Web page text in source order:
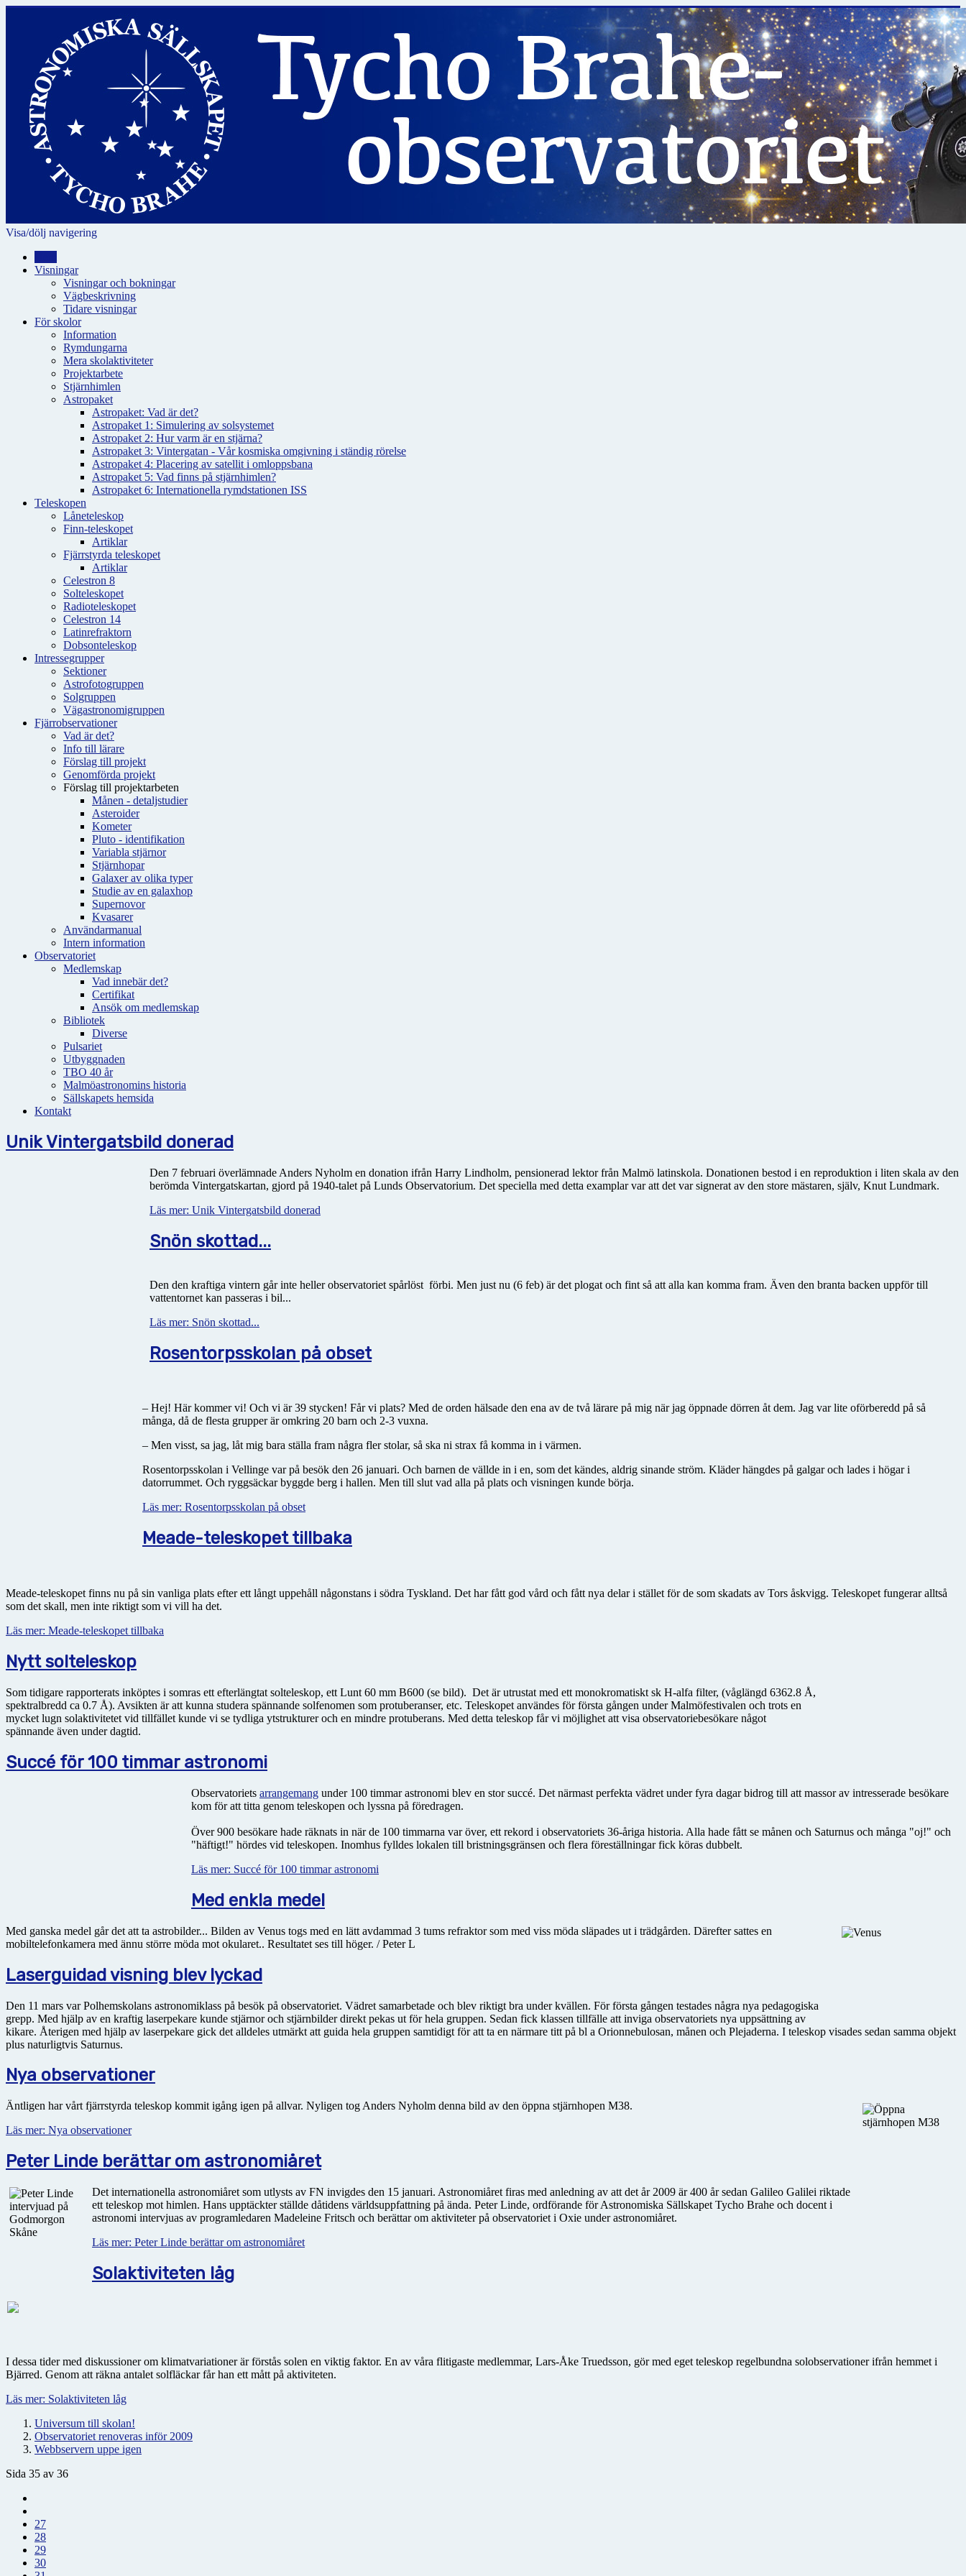
Visa/dölj navigering
Visningar
Visningar och bokningar
Vägbeskrivning
Tidare visningar
För skolor
Information
Rymdungarna
Mera skolaktiviteter
Projektarbete
Stjärnhimlen
Astropaket
Astropaket: Vad är det?
Astropaket 1: Simulering av solsystemet
Astropaket 2: Hur varm är en stjärna?
Astropaket 3: Vintergatan - Vår kosmiska omgivning i ständig rörelse
Astropaket 4: Placering av satellit i omloppsbana
Astropaket 5: Vad finns på stjärnhimlen?
Astropaket 6: Internationella rymdstationen ISS
Teleskopen
Låneteleskop
Finn-teleskopet
Artiklar
Fjärrstyrda teleskopet
Artiklar
Celestron 8
Solteleskopet
Radioteleskopet
Celestron 14
Latinrefraktorn
Dobsonteleskop
Intressegrupper
Sektioner
Astrofotogruppen
Solgruppen
Vägastronomigruppen
Fjärrobservationer
Vad är det?
Info till lärare
Förslag till projekt
Genomförda projekt
Förslag till projektarbeten
Månen - detaljstudier
Asteroider
Kometer
Pluto - identifikation
Variabla stjärnor
Stjärnhopar
Galaxer av olika typer
Studie av en galaxhop
Supernovor
Kvasarer
Användarmanual
Intern information
Observatoriet
Medlemskap
Vad innebär det?
Certifikat
Ansök om medlemskap
Bibliotek
Diverse
Pulsariet
Utbyggnaden
TBO 40 år
Malmöastronomins historia
Sällskapets hemsida
Kontakt
Unik Vintergatsbild donerad
Den 7 februari överlämnade Anders Nyholm en donation ifrån Harry Lindholm, pensionerad lektor från Malmö latinskola. Donationen bestod i en reproduktion i liten skala av den
berömda Vintergatskartan, gjord på 1940-talet på Lunds Observatorium. Det speciella med detta examplar var att det var signerat av den store mästaren, själv, Knut Lundmark.
Läs mer: Unik Vintergatsbild donerad
Snön skottad...
Den den kraftiga vintern går inte heller observatoriet spårlöst förbi. Men just nu (6 feb) är det plogat och fint så att alla kan komma fram. Även den branta backen uppför till
vattentornet kan passeras i bil...
Läs mer: Snön skottad...
Rosentorpsskolan på obset
– Hej! Här kommer vi! Och vi är 39 stycken! Får vi plats? Med de orden hälsade den ena av de två lärare på mig när jag öppnade dörren åt dem. Jag var lite oförberedd på så
många, då de flesta grupper är omkring 20 barn och 2-3 vuxna.
– Men visst, sa jag, låt mig bara ställa fram några fler stolar, så ska ni strax få komma in i värmen.
Rosentorpsskolan i Vellinge var på besök den 26 januari. Och barnen de vällde in i en, som det kändes, aldrig sinande ström. Kläder hängdes på galgar och lades i högar i
datorrummet. Och ryggsäckar byggde berg i hallen. Men till slut vad alla på plats och visningen kunde börja.
Läs mer: Rosentorpsskolan på obset
Meade-teleskopet tillbaka
Meade-teleskopet finns nu på sin vanliga plats efter ett långt uppehåll någonstans i södra Tyskland. Det har fått god vård och fått nya delar i stället för de som skadats av Tors åskvigg. Teleskopet fungerar alltså
som det skall, men inte riktigt som vi vill ha det.
Läs mer: Meade-teleskopet tillbaka
Nytt solteleskop
Som tidigare rapporterats inköptes i somras ett efterlängtat solteleskop, ett Lunt 60 mm B600 (se bild). Det är utrustat med ett monokromatiskt sk H-alfa filter, (våglängd 6362.8 Å,
spektralbredd ca 0.7 Å). Avsikten är att kunna studera spännande solfenomen som protuberanser, etc. Teleskopet användes för första gången under Malmöfestivalen och trots en
mycket lugn solaktivitetet vid tillfället kunde vi se tydliga ytstrukturer och en mindre protuberans. Med detta teleskop får vi möjlighet att visa observatoriebesökare något
spännande även under dagtid.
Succé för 100 timmar astronomi
Observatoriets arrangemang under 100 timmar astronomi blev en stor succé. Det närmast perfekta vädret under fyra dagar bidrog till att massor av intresserade besökare
kom för att titta genom teleskopen och lyssna på föredragen.
Över 900 besökare hade räknats in när de 100 timmarna var över, ett rekord i observatoriets 36-åriga historia. Alla hade fått se månen och Saturnus och många "oj!" och
"häftigt!" hördes vid teleskopen. Inomhus fylldes lokalen till bristningsgränsen och flera föreställningar fick köras dubbelt.
Läs mer: Succé för 100 timmar astronomi
Med enkla medel
Med ganska medel går det att ta astrobilder... Bilden av Venus togs med en lätt avdammad 3 tums refraktor som med viss möda släpades ut i trädgården. Därefter sattes en
mobiltelefonkamera med ännu större möda mot okularet.. Resultatet ses till höger. / Peter L
Laserguidad visning blev lyckad
Den 11 mars var Polhemskolans astronomiklass på besök på observatoriet. Vädret samarbetade och blev riktigt bra under kvällen. För första gången testades några nya pedagogiska
grepp. Med hjälp av en kraftig laserpekare kunde stjärnor och stjärnbilder direkt pekas ut för hela gruppen. Sedan fick klassen tillfälle att inviga observatoriets nya uppsättning av
kikare. Återigen med hjälp av laserpekare gick det alldeles utmärkt att guida hela gruppen samtidigt för att ta en närmare titt på bl a Orionnebulosan, månen och Plejaderna. I teleskop visades sedan samma objekt
plus naturligtvis Saturnus.
Nya observationer
Äntligen har vårt fjärrstyrda teleskop kommit igång igen på allvar. Nyligen tog Anders Nyholm denna bild av den öppna stjärnhopen M38.
Läs mer: Nya observationer
Peter Linde berättar om astronomiåret
Det internationella astronomiåret som utlysts av FN invigdes den 15 januari. Astronomiåret firas med anledning av att det år 2009 är 400 år sedan Galileo Galilei riktade
ett teleskop mot himlen. Hans upptäckter ställde dåtidens världsuppfattning på ända. Peter Linde, ordförande för Astronomiska Sällskapet Tycho Brahe och docent i
astronomi intervjuas av programledaren Madeleine Fritsch och berättar om aktiviteter på observatoriet i Oxie under astronomiåret.
Läs mer: Peter Linde berättar om astronomiåret
Solaktiviteten låg
I dessa tider med diskussioner om klimatvariationer är förstås solen en viktig faktor. En av våra flitigaste medlemmar, Lars-Åke Truedsson, gör med eget teleskop regelbundna solobservationer ifrån hemmet i
Bjärred. Genom att räkna antalet solfläckar får han ett mått på aktiviteten.
Läs mer: Solaktiviteten låg
Universum till skolan!
Observatoriet renoveras inför 2009
Webbservern uppe igen
Sida 35 av 36
27
28
29
30